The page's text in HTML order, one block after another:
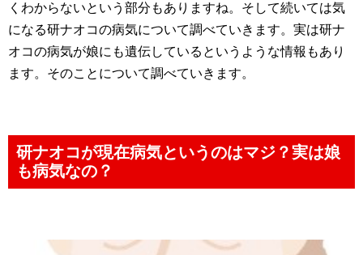
くわからないという部分もありますね。そして続いては気
になる研ナオコの病気について調べていきます。実は研ナ
オコの病気が娘にも遺伝しているというような情報もあり
ます。そのことについて調べていきます。
研ナオコが現在病気というのはマジ？実は娘
も病気なの？